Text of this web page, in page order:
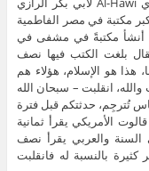
مكتبة في مصر الفاطمية
أنشأ مكتبةً في مشفى في
بلغت الكتب فيها نصف
هذا هو الإسلام، هؤلاء هم
انقلبت – سبحان الله
تُترجِم، حدثتكم قبل فترة
الأمريكي يقرأ ثمانية
السنة والعربي يقرأ نصف
بالنسبة له فانقلبت